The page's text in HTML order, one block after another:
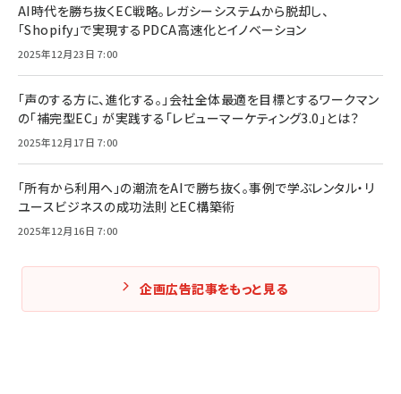
AI時代を勝ち抜くEC戦略。レガシーシステムから脱却し、
「Shopify」で実現するPDCA高速化とイノベーション
2025年12月23日 7:00
「声のする方に、進化する。」会社全体最適を目標とするワークマン
の「補完型EC」 が実践する「レビューマーケティング3.0」とは？
2025年12月17日 7:00
「所有から利用へ」の潮流をAIで勝ち抜く。事例で学ぶレンタル・リ
ユースビジネスの成功法則とEC構築術
2025年12月16日 7:00
企画広告記事をもっと見る